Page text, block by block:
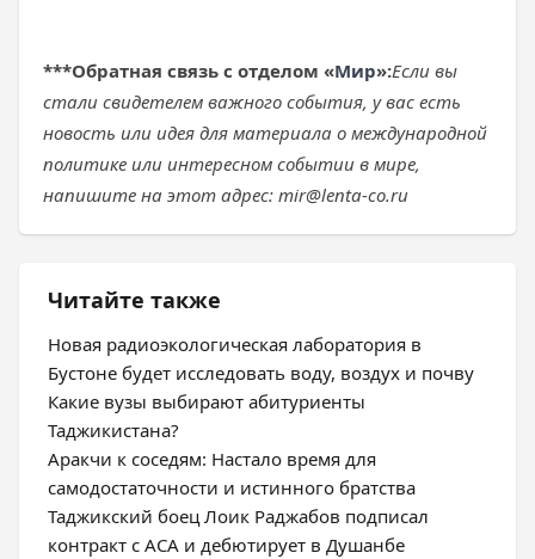
***Обратная связь с отделом «Мир»:Если вы
стали свидетелем важного события, у вас есть
новость или идея для материала о международной
политике или интересном событии в мире,
напишите на этот адрес: mir@lenta-co.ru
Читайте также
Новая радиоэкологическая лаборатория в
Бустоне будет исследовать воду, воздух и почву
Какие вузы выбирают абитуриенты
Таджикистана?
Аракчи к соседям: Настало время для
самодостаточности и истинного братства
Таджикский боец Лоик Раджабов подписал
контракт с ACA и дебютирует в Душанбе